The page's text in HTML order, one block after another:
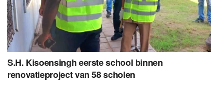
S.H. Kisoensingh eerste school binnen
renovatieproject van 58 scholen